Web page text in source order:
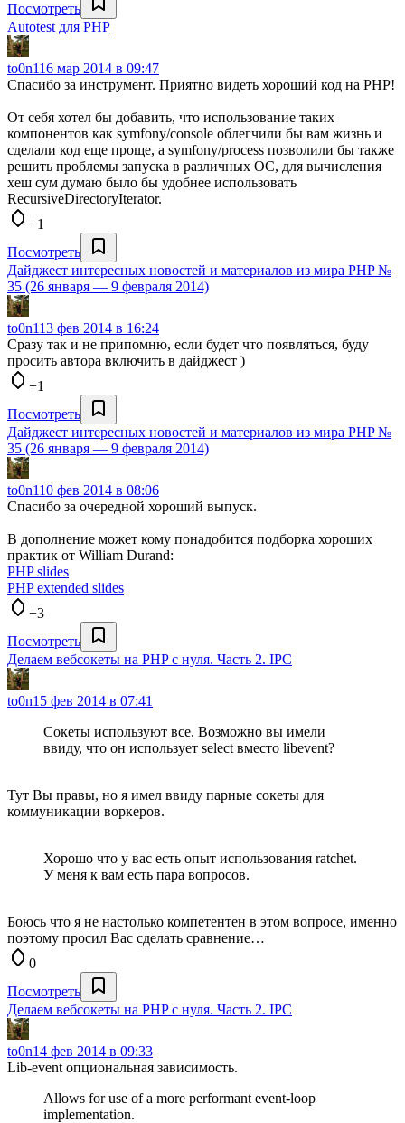
Посмотреть
Autotest для PHP
to0n116 мар 2014 в 09:47
Спасибо за инструмент. Приятно видеть хороший код на PHP!
От себя хотел бы добавить, что использование таких
компонентов как symfony/console облегчили бы вам жизнь и
сделали код еще проще, а symfony/process позволили бы также
решить проблемы запуска в различных ОС, для вычисления
хеш сум думаю было бы удобнее использовать
RecursiveDirectoryIterator.
+1
Посмотреть
Дайджест интересных новостей и материалов из мира PHP №
35 (26 января — 9 февраля 2014)
to0n113 фев 2014 в 16:24
Сразу так и не припомню, если будет что появляться, буду
просить автора включить в дайджест )
+1
Посмотреть
Дайджест интересных новостей и материалов из мира PHP №
35 (26 января — 9 февраля 2014)
to0n110 фев 2014 в 08:06
Спасибо за очередной хороший выпуск.
В дополнение может кому понадобится подборка хороших
практик от William Durand:
PHP slides
PHP extended slides
+3
Посмотреть
Делаем вебсокеты на PHP с нуля. Часть 2. IPC
to0n1 5 фев 2014 в 07:41
Сокеты используют все. Возможно вы имели
ввиду, что он использует select вместо libevent?
Тут Вы правы, но я имел ввиду парные сокеты для
коммуникации воркеров.
Хорошо что у вас есть опыт использования ratchet.
У меня к вам есть пара вопросов.
Боюсь что я не настолько компетентен в этом вопросе, именно
поэтому просил Вас сделать сравнение…
0
Посмотреть
Делаем вебсокеты на PHP с нуля. Часть 2. IPC
to0n14 фев 2014 в 09:33
Lib-event опциональная зависимость.
Allows for use of a more performant event-loop
implementation.